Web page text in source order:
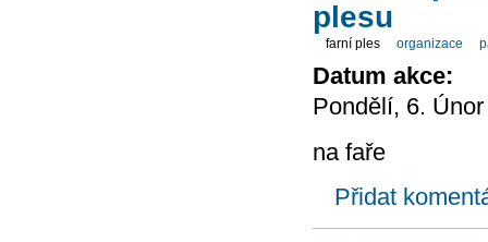
plesu
farní ples organizace
Datum akce:
Pondělí, 6.
na faře
Přidat